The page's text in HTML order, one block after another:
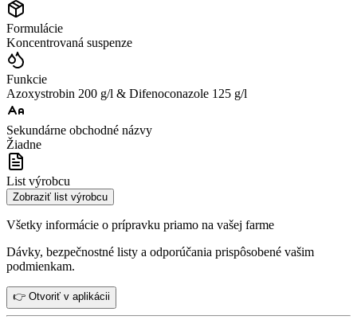
Formulácie
Koncentrovaná suspenze
Funkcie
Azoxystrobin 200 g/l & Difenoconazole 125 g/l
Sekundárne obchodné názvy
Žiadne
List výrobcu
Zobraziť list výrobcu
Všetky informácie o prípravku priamo na vašej farme
Dávky, bezpečnostné listy a odporúčania prispôsobené vašim
podmienkam.
👉 Otvoriť v aplikácii